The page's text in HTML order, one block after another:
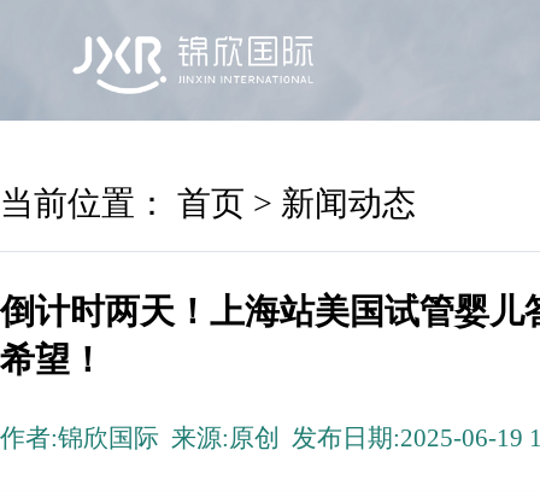
当前位置： 首页 > 新闻动态
倒计时两天！上海站美国试管婴儿
希望！
作者:锦欣国际 来源:原创 发布日期:2025-06-19